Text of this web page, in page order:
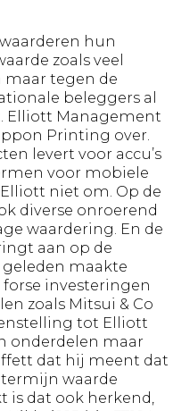
hun
zoals veel
tegen de
beleggers al
Elliott Management
Printing over.
levert voor accu’s
voor mobiele
niet om. Op de
diverse onroerend
waardering. En de
aan op de
maakte
investeringen
zoals Mitsui & Co
tot Elliott
onderdelen maar
dat hij meent dat
waarde
is dat ook herkend,